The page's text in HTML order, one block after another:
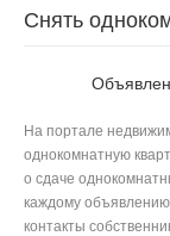
Снять
На портале
однокомнатную
о сдаче
каждому
контакты